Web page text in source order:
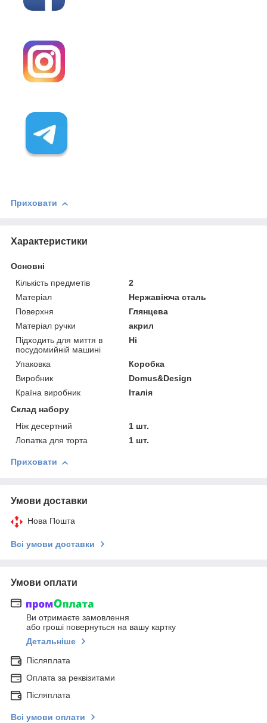
Приховати
Характеристики
Основні
Кількість предметів
2
Матеріал
Нержавіюча сталь
Поверхня
Глянцева
Матеріал ручки
акрил
Підходить для миття в
посудомийній машині
Ні
Упаковка
Коробка
Виробник
Domus&Design
Країна виробник
Італія
Склад набору
Ніж десертний
1 шт.
Лопатка для торта
1 шт.
Приховати
Умови доставки
Нова Пошта
Всі умови доставки
Умови оплати
Ви отримаєте замовлення
або гроші повернуться на вашу картку
Детальніше
Післяплата
Оплата за реквізитами
Післяплата
Всі умови оплати